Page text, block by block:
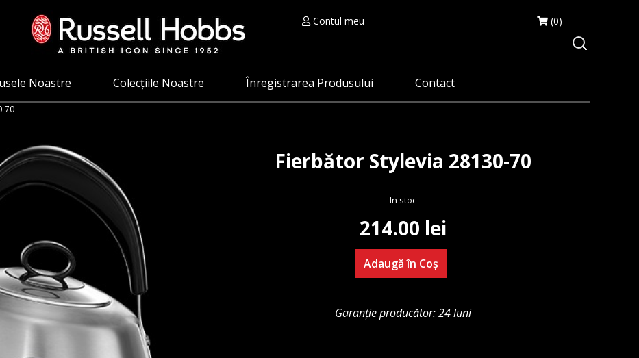
Contul meu (0)
Noastre Colecțiile Noastre Înregistrarea Produsului Contact
70
Fierbător Stylevia 28130-70
In stoc
214.00 lei
Cantitate
28130-
Adaugă în Coș
Garanție producător: 24 luni